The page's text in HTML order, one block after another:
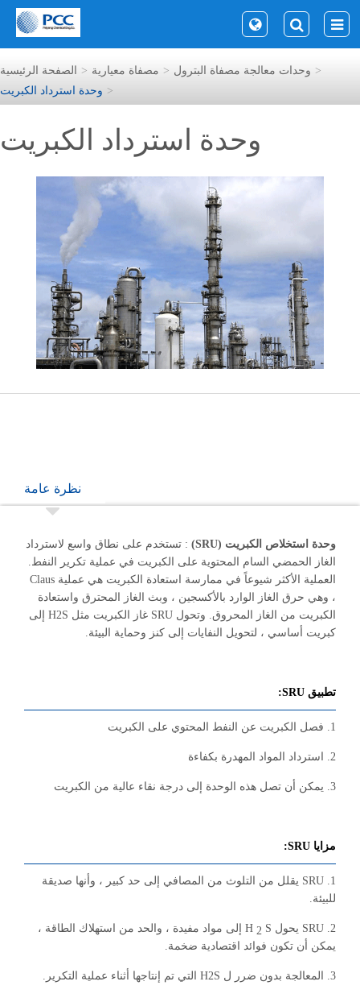
الصفحة الرئيسية مصفاة معيارية
وحدات معالجة مصفاة البترول
وحدة استرداد الكبريت
وحدة استرداد الكبريت
نظرة عامة
وحدة استخلاص الكبريت (SRU)
: تستخدم على نطاق واسع لاسترداد
الغاز الحمضي السام المحتوية على الكبريت في عملية تكرير النفط.
العملية الأكثر شيوعاً في ممارسة استعادة الكبريت هي عملية Claus
، وهي حرق الغاز الوارد بالأكسجين ، وبث الغاز المحترق واستعادة
الكبريت من الغاز المحروق. وتحول SRU غاز الكبريت مثل H2S إلى
كبريت أساسي ، لتحويل النفايات إلى كنز وحماية البيئة.
تطبيق SRU:
1. فصل الكبريت عن النفط المحتوي على الكبريت
2. استرداد المواد المهدرة بكفاءة
3. يمكن أن تصل هذه الوحدة إلى درجة نقاء عالية من الكبريت
مزايا SRU:
1. SRU يقلل من التلوث من المصافي إلى حد كبير ، وأنها صديقة
للبيئة.
2. SRU يحول H 2
S إلى مواد مفيدة ، والحد من استهلاك الطاقة ،
يمكن أن تكون فوائد اقتصادية ضخمة.
3. المعالجة بدون ضرر ل H2S التي تم إنتاجها أثناء عملية التكرير.